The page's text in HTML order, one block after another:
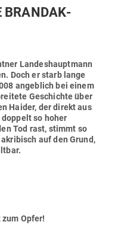
BRAND­AK­
Lan­des­hauptmann
Doch er starb lange
angeblich bei einem
Geschichte über
Haider, der direkt aus
so hoher
Tod rast, stimmt so
auf den Grund,
Opfer!